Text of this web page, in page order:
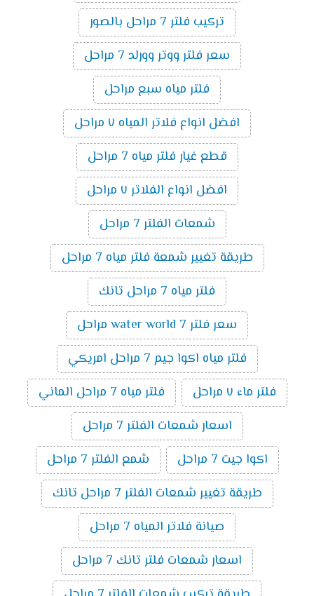
تركيب فلتر 7 مراحل بالصور
سعر فلتر ووتر وورلد 7 مراحل
فلتر مياه سبع مراحل
افضل انواع فلاتر المياه ٧ مراحل
قطع غيار فلتر مياه 7 مراحل
افضل انواع الفلاتر ٧ مراحل
شمعات الفلتر 7 مراحل
طريقة تغيير شمعة فلتر مياه 7 مراحل
فلتر مياه 7 مراحل تانك
سعر فلتر water world 7 مراحل
فلتر مياه اكوا جيم 7 مراحل امريكي
فلتر ماء ٧ مراحل
فلتر مياه 7 مراحل الماني
اسعار شمعات الفلتر 7 مراحل
اكوا جيت 7 مراحل
شمع الفلتر 7 مراحل
طريقة تغيير شمعات الفلتر 7 مراحل تانك
صيانة فلاتر المياه 7 مراحل
اسعار شمعات فلتر تانك 7 مراحل